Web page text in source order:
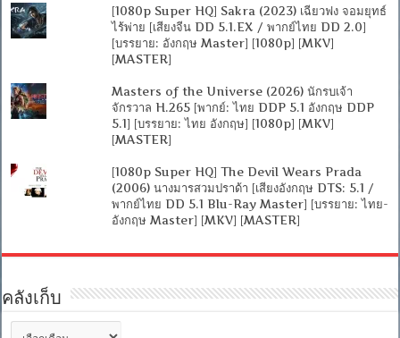
[1080p Super HQ] Sakra (2023) เฉียวฟง จอมยุทธ์
ไร้พ่าย [เสียงจีน DD 5.1.EX / พากย์ไทย DD 2.0]
[บรรยาย: อังกฤษ Master] [1080p] [MKV]
[MASTER]
Masters of the Universe (2026) นักรบเจ้า
จักรวาล H.265 [พากย์: ไทย DDP 5.1 อังกฤษ DDP
5.1] [บรรยาย: ไทย อังกฤษ] [1080p] [MKV]
[MASTER]
[1080p Super HQ] The Devil Wears Prada
(2006) นางมารสวมปราด้า [เสียงอังกฤษ DTS: 5.1 /
พากย์ไทย DD 5.1 Blu-Ray Master] [บรรยาย: ไทย-
อังกฤษ Master] [MKV] [MASTER]
คลังเก็บ